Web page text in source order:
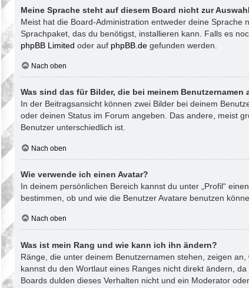
Meine Sprache steht auf diesem Board nicht zur
Meist hat die Board-Administration entweder deine
Sprachpaket, das du benötigst, installieren kann. Falls es
phpBB Limited oder auf phpBB.de gefunden werden.
Nach oben
Was sind das für Bilder, die bei meinem Benutzernamen
In der Beitragsansicht können zwei Bilder bei deinem
oder deinen Status im Forum angeben. Das andere, meist
Benutzer unterschiedlich ist.
Nach oben
Wie verwende ich einen Avatar?
In deinem persönlichen Bereich kannst du unter „Profil“
bestimmen, ob und wie die Benutzer Avatare benutzen
Nach oben
Was ist mein Rang und wie kann ich ihn ändern?
Ränge, die unter deinem Benutzernamen stehen, zeigen
kannst du den Wortlaut eines Ranges nicht direkt ändern,
Boards dulden dieses Verhalten nicht und ein Moderator